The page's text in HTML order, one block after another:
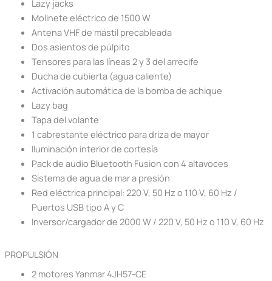
Lazy jacks
Molinete eléctrico de 1500 W
Antena VHF de mástil precableada
Dos asientos de púlpito
Tensores para las líneas 2 y 3 del arrecife
Ducha de cubierta (agua caliente)
Activación automática de la bomba de achique
Lazy bag
Tapa del volante
1 cabrestante eléctrico para driza de mayor
Iluminación interior de cortesía
Pack de audio Bluetooth Fusion con 4 altavoces
Sistema de agua de mar a presión
Red eléctrica principal: 220 V, 50 Hz o 110 V, 60 Hz /
Puertos USB tipo A y C
Inversor/cargador de 2000 W / 220 V, 50 Hz o 110 V, 60 Hz
PROPULSIÓN
2 motores Yanmar 4JH57-CE